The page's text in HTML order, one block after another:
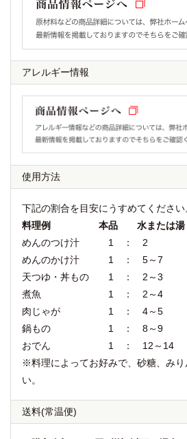
アレルギー情報
使用方法
下記の割合を目安にうすめてください
料理例 本品 水または湯
めんのつけ汁 1 ： 2
めんのかけ汁 1 ： 5～7
天つゆ・丼もの 1 ： 2～3
煮魚 1 ： 2～4
肉じゃが 1 ： 4～5
鍋もの 1 ： 8～9
おでん 1 ： 12～14
※料理によってお好みで、砂糖、みり
い。
送料(常温便)